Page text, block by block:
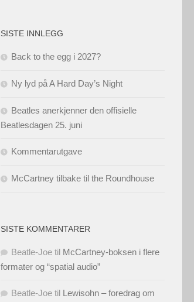
SISTE INNLEGG
Back to the egg i 2027?
Ny lyd på A Hard Day’s Night
Beatles anerkjenner den offisielle
Beatlesdagen 25. juni
Kommentarutgave
McCartney tilbake til the Roundhouse
SISTE KOMMENTARER
Beatle-Joe til McCartney-boksen i flere
formater og “spatial audio”
Beatle-Joe til Lewisohn – foredrag om